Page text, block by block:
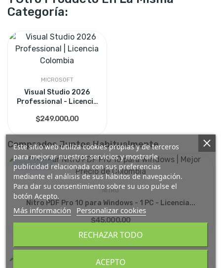
Categoría:
MICROSOFT
Visual Studio 2026
Professional - Licencia
$249.000,00
Comprados Juntos Habitualmente
¡En Oferta!
NITRO
Nitro PDF Pro 10 para Windows - 1 PC - Licencia...
$45.000,00
Este sitio web utiliza cookies propias y de terceros
para mejorar nuestros servicios y mostrarle
publicidad relacionada con sus preferencias
mediante el análisis de sus hábitos de navegación.
Para dar su consentimiento sobre su uso pulse el
botón Acepto.
Más información Personalizar cookies
RECHAZAR TODO
ACEPTO